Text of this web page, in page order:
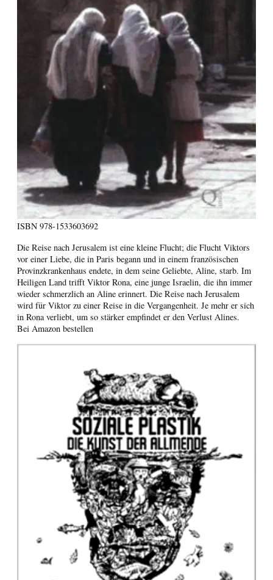
ISBN 978-1533603692
Die Reise nach Jerusalem ist eine kleine Flucht; die Flucht Viktors
vor einer Liebe, die in Paris begann und in einem französischen
Provinzkrankenhaus endete, in dem seine Geliebte, Aline, starb. Im
Heiligen Land trifft Viktor Rona, eine junge Israelin, die ihn immer
wieder schmerzlich an Aline erinnert. Die Reise nach Jerusalem
wird für Viktor zu einer Reise in die Vergangenheit. Je mehr er sich
in Rona verliebt, um so stärker empfindet er den Verlust Alines.
Bei Amazon bestellen